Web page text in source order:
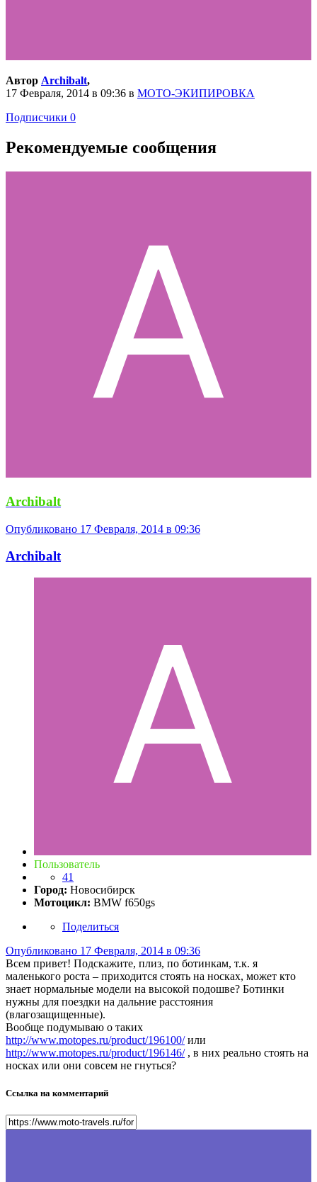
Автор Archibalt,
17 Февраля, 2014 в 09:36 в МОТО-ЭКИПИРОВКА
Подписчики 0
Рекомендуемые сообщения
Archibalt
Опубликовано 17 Февраля, 2014 в 09:36
Archibalt
Пользователь
41
Город: Новосибирск
Мотоцикл: BMW f650gs
Поделиться
Опубликовано 17 Февраля, 2014 в 09:36
Всем привет! Подскажите, плиз, по ботинкам, т.к. я
маленького роста – приходится стоять на носках, может кто
знает нормальные модели на высокой подошве? Ботинки
нужны для поездки на дальние расстояния
(влагозащищенные).
Вообще подумываю о таких
http://www.motopes.ru/product/196100/или
http://www.motopes.ru/product/196146/, в них реально стоять на
носках или они совсем не гнуться?
Ссылка на комментарий